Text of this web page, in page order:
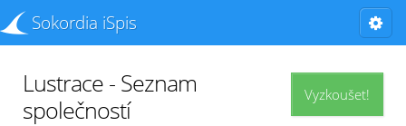
Sokordia iSpis
Vyzkoušet!
Lustrace - Seznam
společností